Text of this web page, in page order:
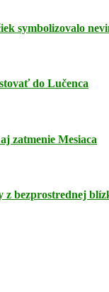
symbolizovalo
do Lučenca
zatmenie Mesiaca
bezprostrednej